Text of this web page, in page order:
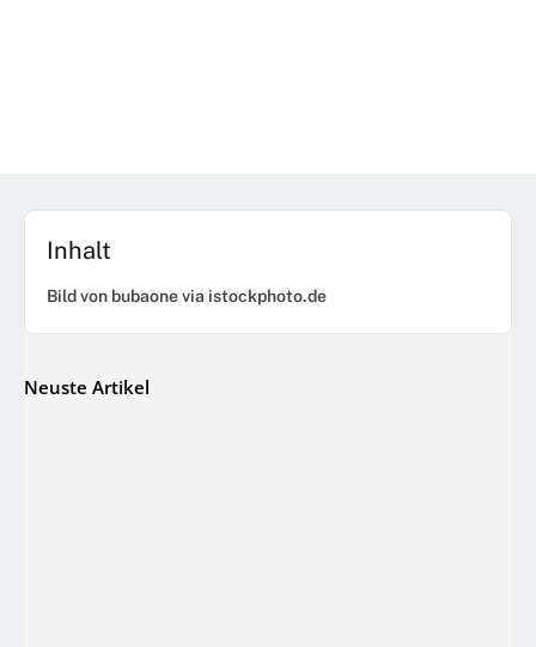
Inhalt
Bild von bubaone via istockphoto.de
Neuste Artikel